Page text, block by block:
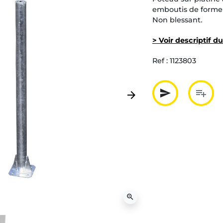
Suivant
arrow_forward
zoom_in
emboutis de
Non blessant.
> Voir descriptif
Ref : 1123803
send
Partager
playlist_add